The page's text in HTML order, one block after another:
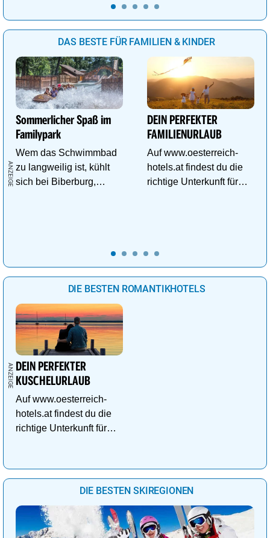
DAS BESTE FÜR FAMILIEN & KINDER
Sommerlicher Spaß im
Familypark
Wem das Schwimmbad
zu langweilig ist, kühlt
sich bei Biberburg,
DEIN PERFEKTER
FAMILIENURLAUB
Auf www.oesterreich-
hotels.at findest du die
richtige Unterkunft für
DIE BESTEN ROMANTIKHOTELS
DEIN PERFEKTER
KUSCHELURLAUB
Auf www.oesterreich-
hotels.at findest du die
richtige Unterkunft für
DIE BESTEN SKIREGIONEN